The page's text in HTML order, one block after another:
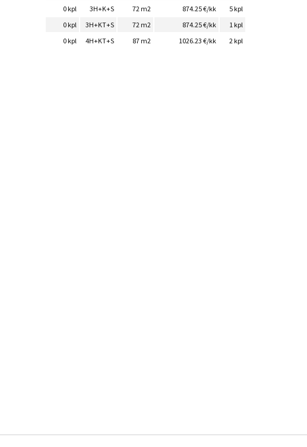
0 kpl
3H+K+S 72 m2 874.25 €/kk
5 kpl
0 kpl
3H+KT+S 72 m2 874.25 €/kk
1 kpl
0 kpl
4H+KT+S 87 m2 1026.23 €/kk 2 kpl